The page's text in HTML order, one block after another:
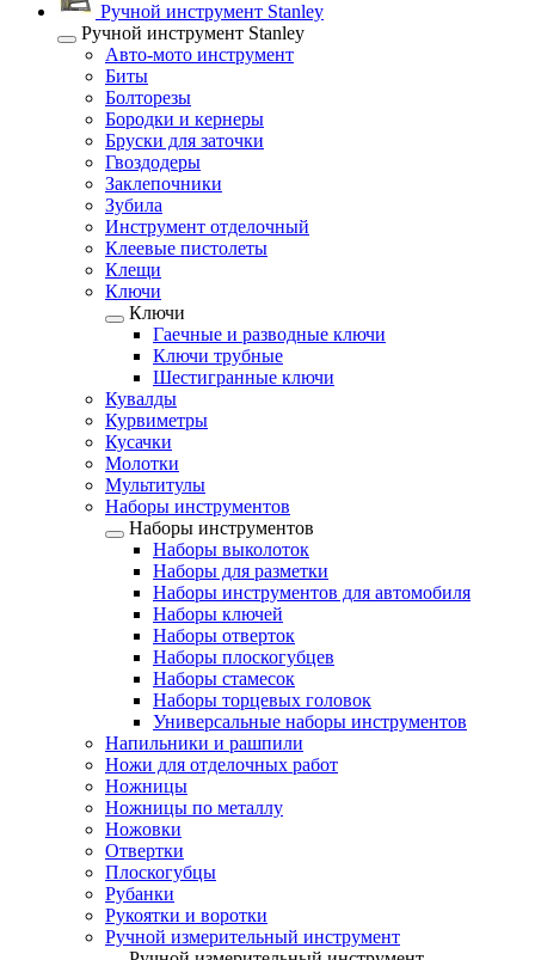
Ручной инструмент Stanley
Ручной инструмент Stanley
Авто-мото инструмент
Биты
Болторезы
Бородки и кернеры
Бруски для заточки
Гвоздодеры
Заклепочники
Зубила
Инструмент отделочный
Клеевые пистолеты
Клещи
Ключи
Ключи
Гаечные и разводные ключи
Ключи трубные
Шестигранные ключи
Кувалды
Курвиметры
Кусачки
Молотки
Мультитулы
Наборы инструментов
Наборы инструментов
Наборы выколоток
Наборы для разметки
Наборы инструментов для автомобиля
Наборы ключей
Наборы отверток
Наборы плоскогубцев
Наборы стамесок
Наборы торцевых головок
Универсальные наборы инструментов
Напильники и рашпили
Ножи для отделочных работ
Ножницы
Ножницы по металлу
Ножовки
Отвертки
Плоскогубцы
Рубанки
Рукоятки и воротки
Ручной измерительный инструмент